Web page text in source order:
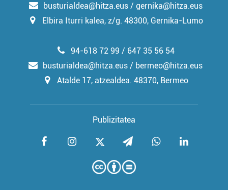
busturialdea@hitza.eus / gernika@hitza.eus
Elbira Iturri kalea, z/g. 48300, Gernika-Lumo
Publizitatea
94-618 72 99 / 647 35 56 54
busturialdea@hitza.eus / bermeo@hitza.eus
Atalde 17, atzealdea. 48370, Bermeo